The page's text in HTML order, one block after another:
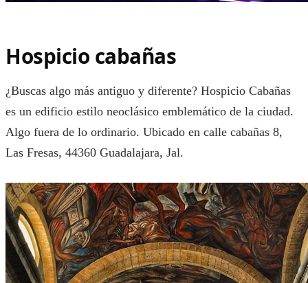
Hospicio cabañas
¿Buscas algo más antiguo y diferente? Hospicio Cabañas
es un edificio estilo neoclásico emblemático de la ciudad.
Algo fuera de lo ordinario. Ubicado en calle cabañas 8,
Las Fresas, 44360 Guadalajara, Jal.